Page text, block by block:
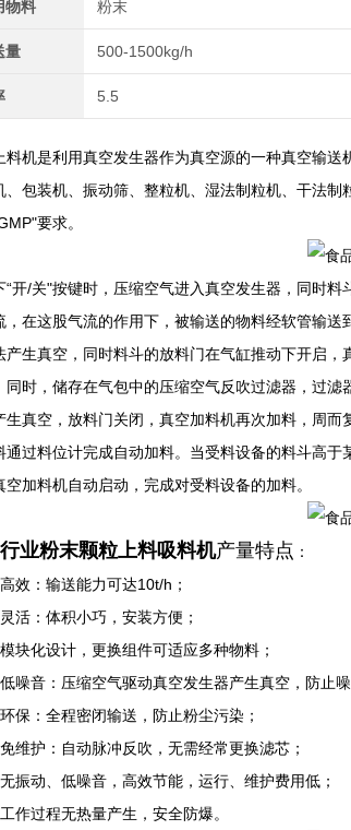
物料 粉末
量 500-1500kg/h
5.5
料机是利用真空发生器作为真空源的一种真空输送
、包装机、振动筛、整粒机、湿法制粒机、干法
要求。
“开/关"按键时，压缩空气进入真空发生器，同时
，在这股气流的作用下，被输送的物料经软管输
产生真空，同时料斗的放料门在气缸推动下开启
同时，储存在气包中的压缩空气反吹过滤器，过
生真空，放料门关闭，真空加料机再次加料，周
通过料位计完成自动加料。当受料设备的料斗高
空加料机自动启动，完成对受料设备的加料。
业粉末颗粒上料吸料机产量特点 ：
效：输送能力可达10t/h；
活：体积小巧，安装方便；
块化设计，更换组件可适应多种物料；
噪音：压缩空气驱动真空发生器产生真空，防止噪
保：全程密闭输送，防止粉尘污染；
维护：自动脉冲反吹，无需经常更换滤芯；
振动、低噪音，高效节能，运行、维护费用低；
作过程无热量产生，安全防爆。